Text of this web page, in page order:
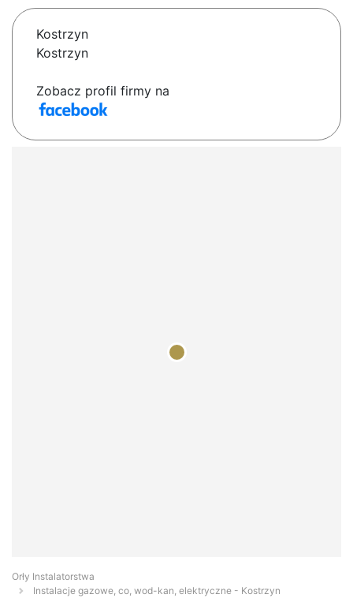
Kostrzyn
Kostrzyn
Zobacz profil firmy na
Orły Instalatorstwa
Instalacje gazowe, co, wod-kan, elektryczne - Kostrzyn